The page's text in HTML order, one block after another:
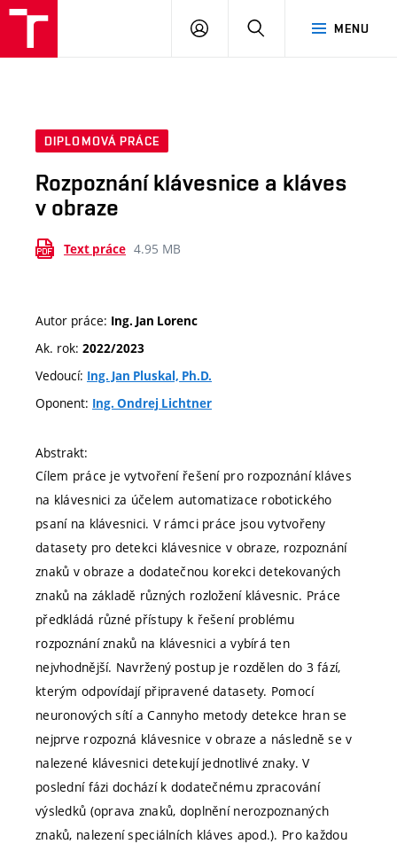
MENU
PŘIHLÁSIT
DIPLOMOVÁ PRÁCE
Rozpoznání klávesnice a kláves
v obraze
Text práce 4.95 MB
Autor práce: Ing. Jan Lorenc
Ak. rok: 2022/2023
Vedoucí: Ing. Jan Pluskal, Ph.D.
Oponent: Ing. Ondrej Lichtner
Abstrakt:
Cílem práce je vytvoření řešení pro rozpoznání kláves
na klávesnici za účelem automatizace robotického
psaní na klávesnici. V rámci práce jsou vytvořeny
datasety pro detekci klávesnice v obraze, rozpoznání
znaků v obraze a dodatečnou korekci detekovaných
znaků na základě různých rozložení klávesnic. Práce
předkládá různé přístupy k řešení problému
rozpoznání znaků na klávesnici a vybírá ten
nejvhodnější. Navržený postup je rozdělen do 3 fází,
kterým odpovídají připravené datasety. Pomocí
neuronových sítí a Cannyho metody detekce hran se
nejprve rozpozná klávesnice v obraze a následně se v
nalezené klávesnici detekují jednotlivé znaky. V
poslední fázi dochází k dodatečnému zpracování
výsledků (oprava znaků, doplnění nerozpoznaných
znaků, nalezení speciálních kláves apod.). Pro každou